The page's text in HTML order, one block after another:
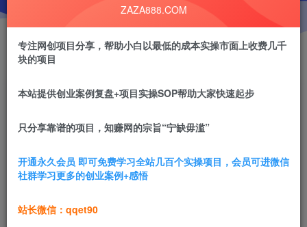
镇山的虎
项目介绍
历史中视频赛道全套玩法拆解，百万博主收费的项目课程，
目课程分享出来让大家去实操，想学习这个赛道的又可以节
ZAZA888.COM
专注网创项目分享，帮助小白以最低的成本实操市面上收费几千
块的项目
本站提供创业案例复盘+项目实操SOP帮助大家快速起步
只分享靠谱的项目，知赚网的宗旨“宁缺毋滥”
开通永久会员 即可免费学习全站几百个实操项目，会员可进微信
社群学习更多的创业案例+感悟
站长微信：qqet90